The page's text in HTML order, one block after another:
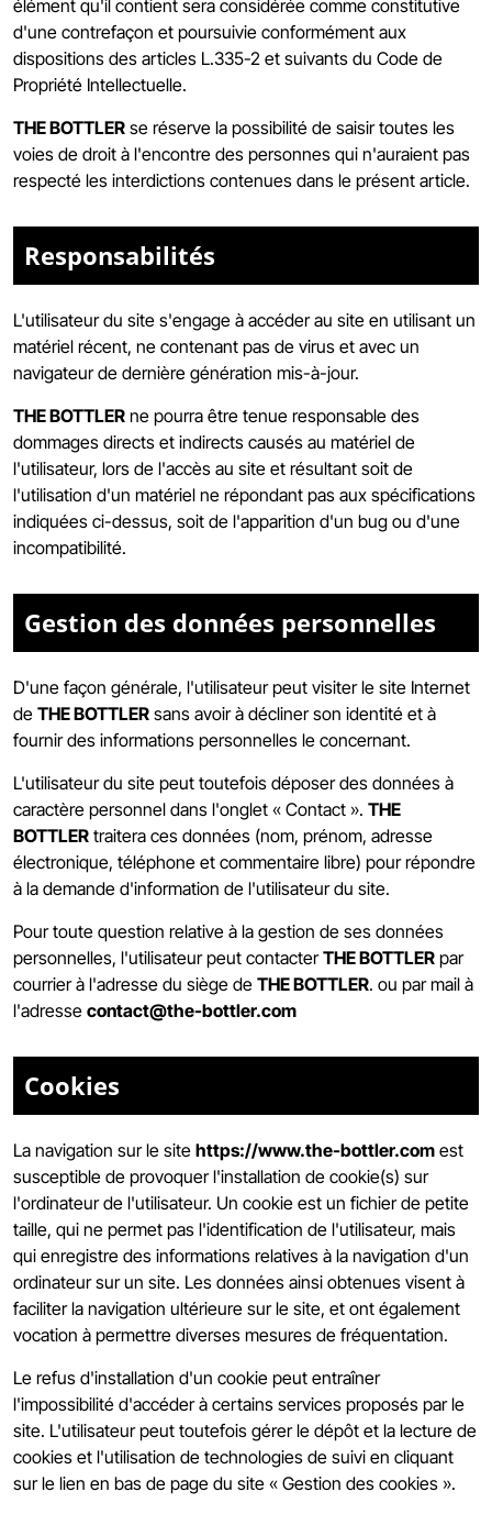
élément qu'il contient sera considérée comme constitutive
d'une contrefaçon et poursuivie conformément aux
dispositions des articles L.335-2 et suivants du Code de
Propriété Intellectuelle.
THE BOTTLER se réserve la possibilité de saisir toutes les
voies de droit à l'encontre des personnes qui n'auraient pas
respecté les interdictions contenues dans le présent article.
Responsabilités
L'utilisateur du site s'engage à accéder au site en utilisant un
matériel récent, ne contenant pas de virus et avec un
navigateur de dernière génération mis-à-jour.
THE BOTTLER ne pourra être tenue responsable des
dommages directs et indirects causés au matériel de
l'utilisateur, lors de l'accès au site et résultant soit de
l'utilisation d'un matériel ne répondant pas aux spécifications
indiquées ci-dessus, soit de l'apparition d'un bug ou d'une
incompatibilité.
Gestion des données personnelles
D'une façon générale, l'utilisateur peut visiter le site Internet
de THE BOTTLER sans avoir à décliner son identité et à
fournir des informations personnelles le concernant.
L'utilisateur du site peut toutefois déposer des données à
caractère personnel dans l'onglet « Contact ». THE
BOTTLER traitera ces données (nom, prénom, adresse
électronique, téléphone et commentaire libre) pour répondre
à la demande d'information de l'utilisateur du site.
Pour toute question relative à la gestion de ses données
personnelles, l'utilisateur peut contacterTHE BOTTLER par
courrier à l'adresse du siège de THE BOTTLER. ou par mail à
l'adresse contact@the-bottler.com
Cookies
La navigation sur le site https://www.the-bottler.com est
susceptible de provoquer l'installation de cookie(s) sur
l'ordinateur de l'utilisateur. Un cookie est un fichier de petite
taille, qui ne permet pas l'identification de l'utilisateur, mais
qui enregistre des informations relatives à la navigation d'un
ordinateur sur un site. Les données ainsi obtenues visent à
faciliter la navigation ultérieure sur le site, et ont également
vocation à permettre diverses mesures de fréquentation.
Le refus d'installation d'un cookie peut entraîner
l'impossibilité d'accéder à certains services proposés par le
site. L'utilisateur peut toutefois gérer le dépôt et la lecture de
cookies et l'utilisation de technologies de suivi en cliquant
sur le lien en bas de page du site « Gestion des cookies ».